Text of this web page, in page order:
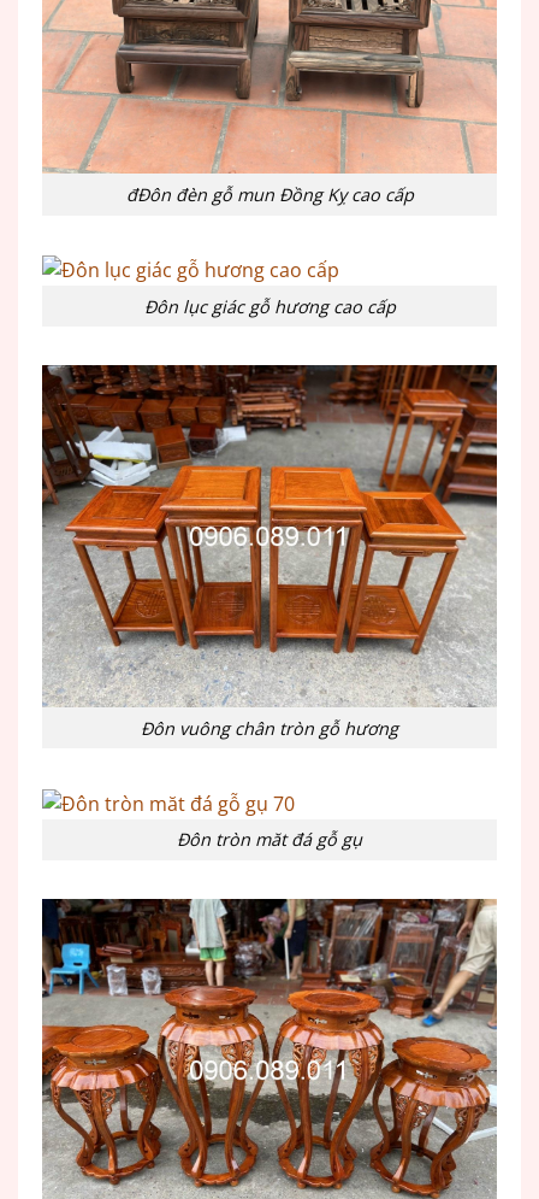
đĐôn đèn gỗ mun Đồng Kỵ cao cấp
Đôn lục giác gỗ hương cao cấp
Đôn vuông chân tròn gỗ hương
Đôn tròn măt đá gỗ gụ